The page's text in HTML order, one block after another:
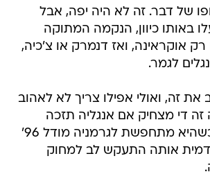
של דבר. זה לא היה יפה, אבל
באותו כיוון, הנקמה המתוקה
רק אוקראינה, ואז דנמרק או צ'כיה,
לגמר.
זה, ואולי אפילו צריך לא לאהוב
זה די מצחיק אם אנגליה תזכה
במדליות הזהב כשהיא מתחפשת לגרמניה מודל 96'
אותה התעקש לב למחוק